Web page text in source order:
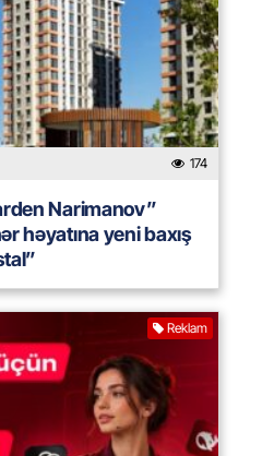
174
Narimanov”
həyatına yeni baxış
Reklam